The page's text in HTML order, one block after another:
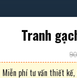
Tranh
Miễn phí tư vấn thiết